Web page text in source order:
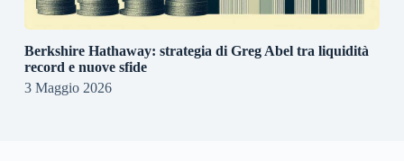
Berkshire Hathaway: strategia di Greg Abel tra liquidità
record e nuove sfide
3 Maggio 2026